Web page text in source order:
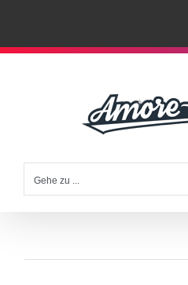
Zum
Gehe zu ...